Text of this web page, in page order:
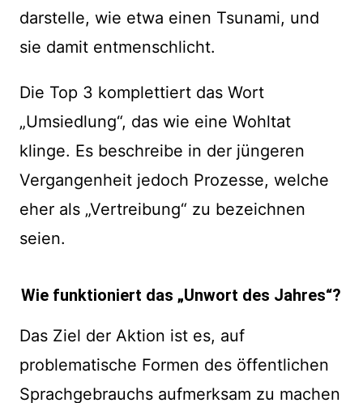
darstelle, wie etwa einen Tsunami, und
sie damit entmenschlicht.
Die Top 3 komplettiert das Wort
„Umsiedlung“, das wie eine Wohltat
klinge. Es beschreibe in der jüngeren
Vergangenheit jedoch Prozesse, welche
eher als „Vertreibung“ zu bezeichnen
seien.
Wie funktioniert das „Unwort des Jahres“?
Das Ziel der Aktion ist es, auf
problematische Formen des öffentlichen
Sprachgebrauchs aufmerksam zu machen